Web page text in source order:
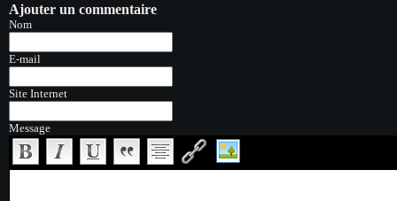
Ajouter un commentaire
Nom
E-mail
Site Internet
Message